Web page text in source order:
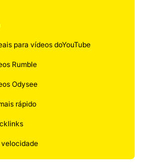
para vídeos doYouTube
Rumble
Odysee
rápido
velocidade